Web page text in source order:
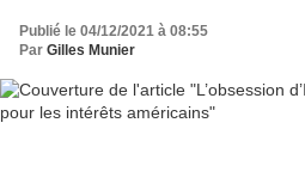
Publié le 04/12/2021 à 08:55
Par Gilles Munier